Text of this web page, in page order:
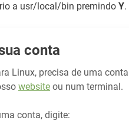
a usr/local/bin premindo Y.
conta
Linux, precisa de uma
website ou num terminal.
conta, digite: